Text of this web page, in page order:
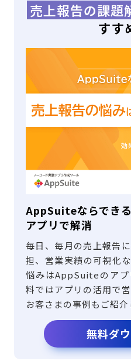
売上報告の課題
すす
AppSuiteならでき
アプリで解消
毎日、毎月の売上報告
担、営業実績の可視化
悩みはAppSuiteのアプ
料ではアプリの活用で
お客さまの事例もご紹介
無料ダ